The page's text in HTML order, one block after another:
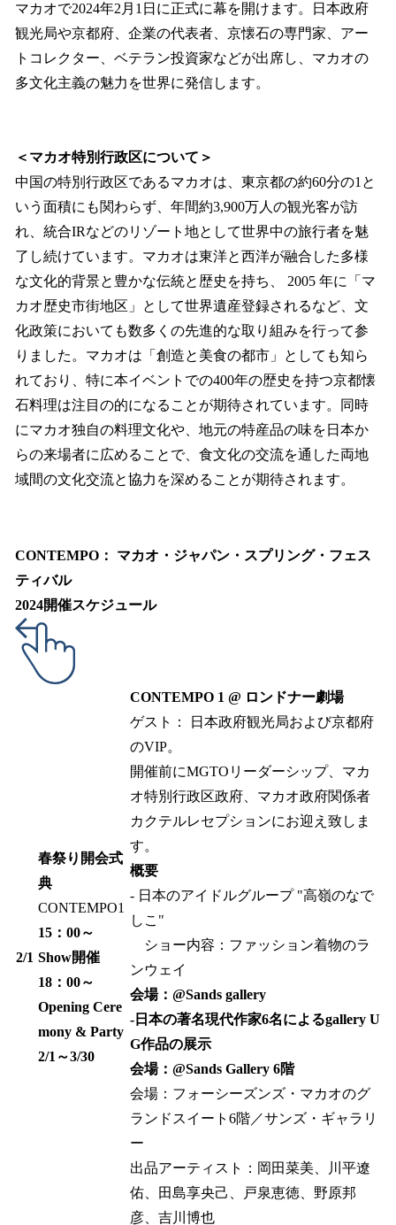
マカオで2024年2月1日に正式に幕を開けます。日本政府
観光局や京都府、企業の代表者、京懐石の専門家、アー
トコレクター、ベテラン投資家などが出席し、マカオの
多文化主義の魅力を世界に発信します。
＜マカオ特別行政区について＞
中国の特別行政区であるマカオは、東京都の約60分の1と
いう面積にも関わらず、年間約3,900万人の観光客が訪
れ、統合IRなどのリゾート地として世界中の旅行者を魅
了し続けています。マカオは東洋と西洋が融合した多様
な文化的背景と豊かな伝統と歴史を持ち、 2005 年に「マ
カオ歴史市街地区」として世界遺産登録されるなど、文
化政策においても数多くの先進的な取り組みを行って参
りました。マカオは「創造と美食の都市」としても知ら
れており、特に本イベントでの400年の歴史を持つ京都懐
石料理は注目の的になることが期待されています。同時
にマカオ独自の料理文化や、地元の特産品の味を日本か
らの来場者に広めることで、食文化の交流を通した両地
域間の文化交流と協力を深めることが期待されます。
CONTEMPO： マカオ・ジャパン・スプリング・フェス
ティバル
2024開催スケジュール
2/1
春祭り開会式
典​
CONTEMPO1​
15：00～​
Show開催​
18：00～​
Opening Cere
mony & Party​
2/1～3/30
CONTEMPO 1 @ ロンドナー劇場​
ゲスト： 日本政府観光局および京都府
のVIP。​
開催前にMGTOリーダーシップ、マカ
オ特別行政区政府、マカオ政府関係者
カクテルレセプションにお迎え致しま
す。​
概要
- 日本のアイドルグループ "高嶺のなで
しこ"​
ショー内容：ファッション着物のラ
ンウェイ​
会場：@Sands gallery
-日本の著名現代作家6名によるgallery U
G作品の展示
会場：@Sands Gallery 6階​
会場：フォーシーズンズ・マカオのグ
ランドスイート6階／サンズ・ギャラリ
ー​
出品アーティスト：岡田菜美、川平遼
佑、田島享央己、戸泉恵徳、野原邦
彦、吉川博也